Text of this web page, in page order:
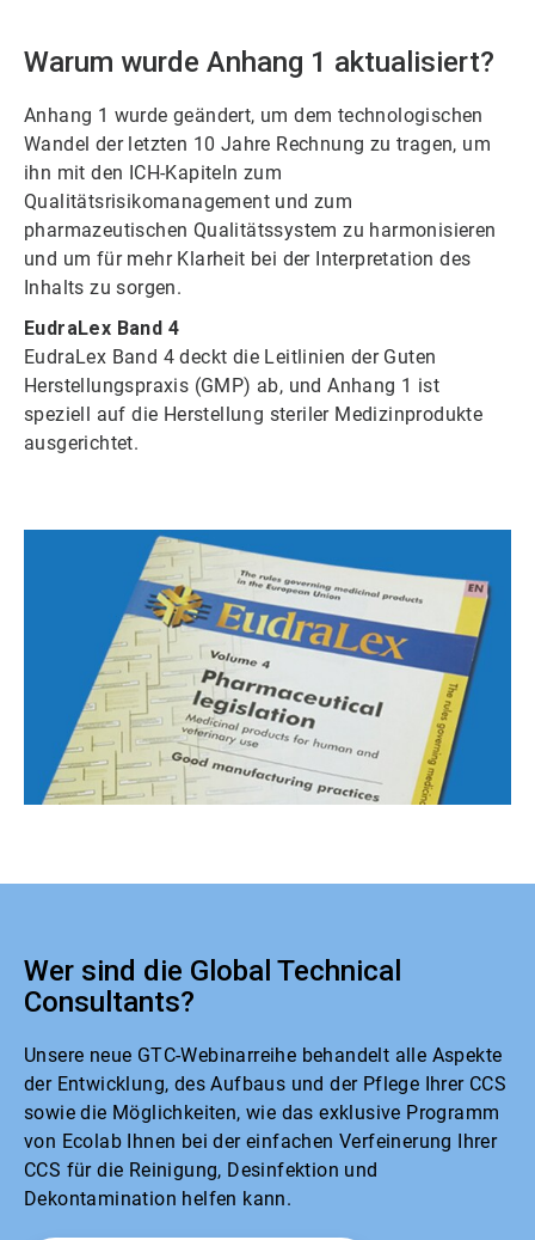
Warum wurde Anhang 1 aktualisiert?
Anhang 1 wurde geändert, um dem technologischen
Wandel der letzten 10 Jahre Rechnung zu tragen, um
ihn mit den ICH-Kapiteln zum
Qualitätsrisikomanagement und zum
pharmazeutischen Qualitätssystem zu harmonisieren
und um für mehr Klarheit bei der Interpretation des
Inhalts zu sorgen.
EudraLex Band 4
EudraLex Band 4 deckt die Leitlinien der Guten
Herstellungspraxis (GMP) ab, und Anhang 1 ist
speziell auf die Herstellung steriler Medizinprodukte
ausgerichtet.
Wer sind die Global Technical
Consultants?
Unsere neue GTC-Webinarreihe behandelt alle Aspekte
der Entwicklung, des Aufbaus und der Pflege Ihrer CCS
sowie die Möglichkeiten, wie das exklusive Programm
von Ecolab Ihnen bei der einfachen Verfeinerung Ihrer
CCS für die Reinigung, Desinfektion und
Dekontamination helfen kann.